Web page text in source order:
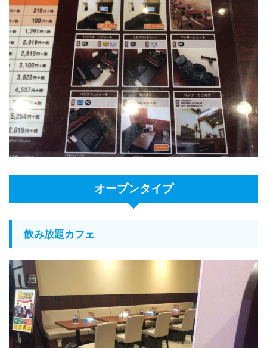
オープンタイプ
飲み放題カフェ